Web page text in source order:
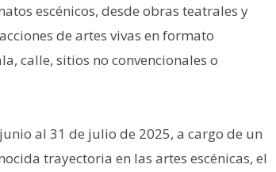
escénicos, desde obras teatrales y
de artes vivas en formato
calle, sitios no convencionales o
al 31 de julio de 2025, a cargo de un
trayectoria en las artes escénicas, el